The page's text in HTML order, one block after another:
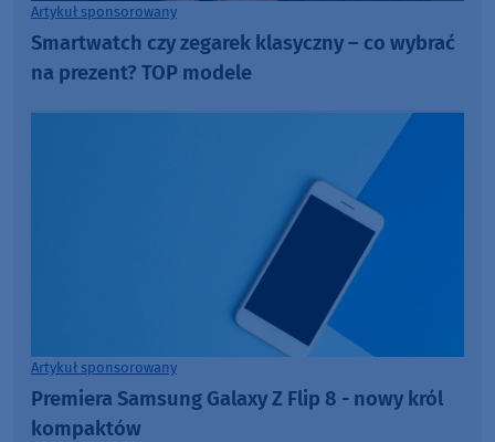
Artykuł sponsorowany
Smartwatch czy zegarek klasyczny – co wybrać
na prezent? TOP modele
Artykuł sponsorowany
Premiera Samsung Galaxy Z Flip 8 - nowy król
kompaktów